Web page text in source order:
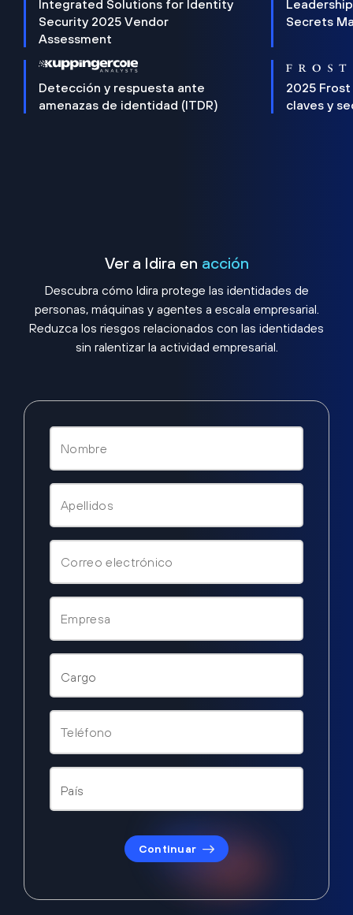
Integrated Solutions for Identity
Security 2025 Vendor
Assessment
Secrets
Detección y respuesta ante
amenazas de identidad (ITDR)
2025 Frost
claves y
Ver a Idira en acción
Descubra cómo Idira protege las identidades de
personas, máquinas y agentes a escala empresarial.
Reduzca los riesgos relacionados con las identidades
sin ralentizar la actividad empresarial.
Continuar